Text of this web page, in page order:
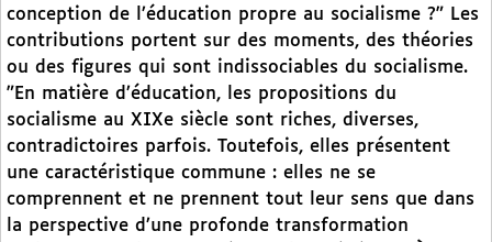
conception de l’éducation propre au socialisme ?" Les
contributions portent sur des moments, des théories
ou des figures qui sont indissociables du socialisme.
"En matière d’éducation, les propositions du
socialisme au XIXe siècle sont riches, diverses,
contradictoires parfois. Toutefois, elles présentent
une caractéristique commune : elles ne se
comprennent et ne prennent tout leur sens que dans
la perspective d’une profonde transformation